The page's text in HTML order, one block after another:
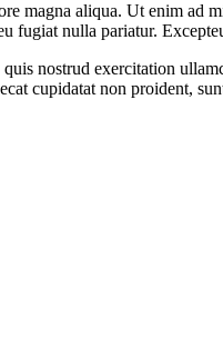
magna aliqua. Ut enim ad
fugiat nulla pariatur.
nostrud exercitation
cupidatat non proident,